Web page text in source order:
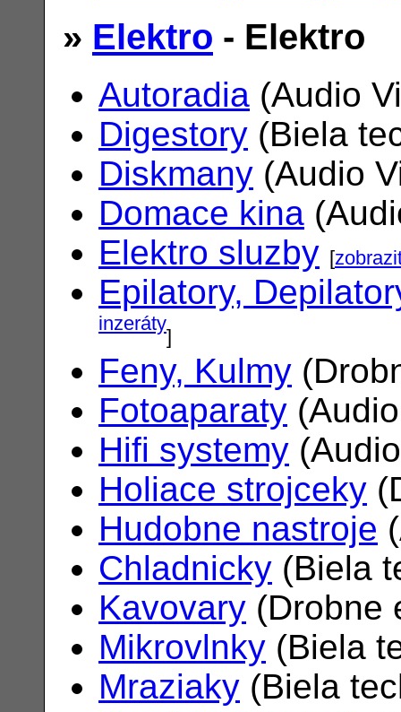
» Elektro - Elektro
Autoradia (Audio
Digestory (Biela
Diskmany (Audio
Domace kina
Elektro sluzby [
Epilatory,
inzeráty]
Feny, Kulmy
Fotoaparaty
Hifi systemy
Holiace strojceky
Hudobne nastroje
Chladnicky (Biela
Kavovary (Drobne
Mikrovlnky (Biela
Mraziaky (Biela